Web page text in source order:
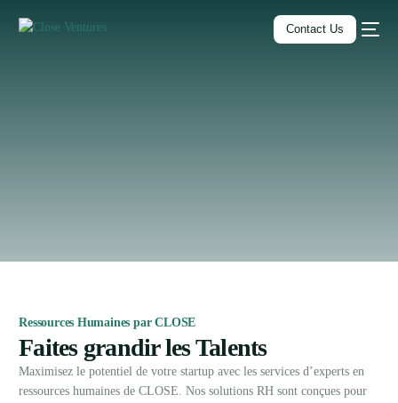
Contact Us
Ressources Humaines par CLOSE
Faites grandir les Talents
Maximisez le potentiel de votre startup avec les services d’experts en
ressources humaines de CLOSE. Nos solutions RH sont conçues pour